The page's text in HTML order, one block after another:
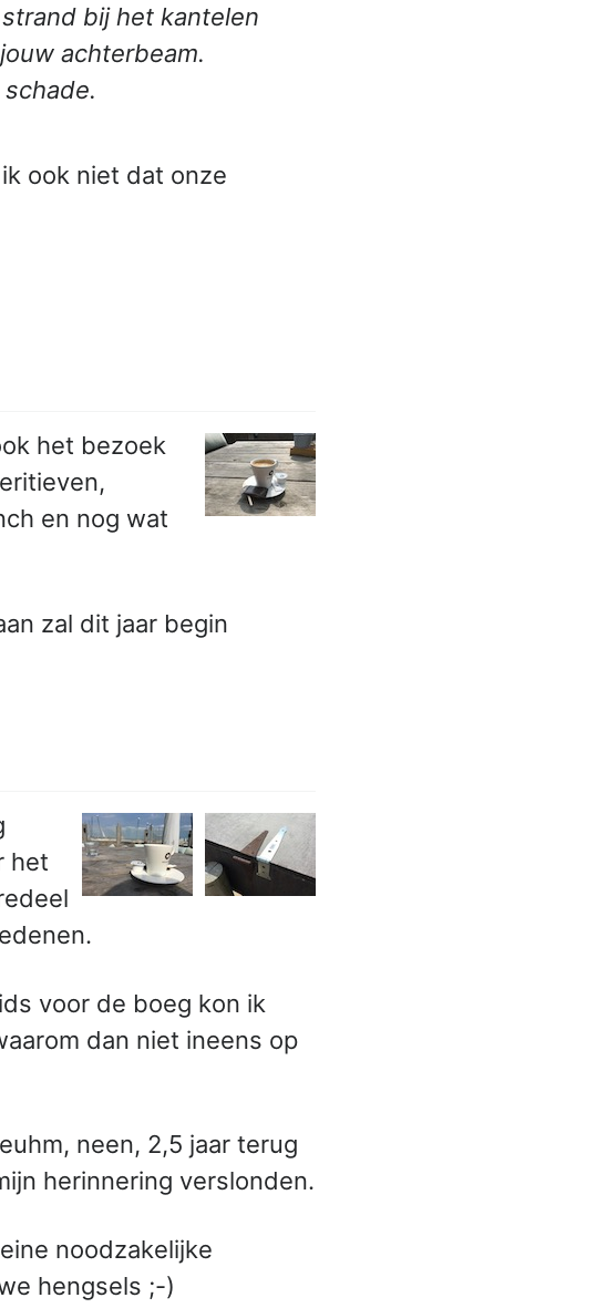
bij het kantelen
achterbeam.
ook niet dat onze
het bezoek
en nog wat
zal dit jaar begin
het
voor de boeg kon ik
dan niet ineens op
neen, 2,5 jaar terug
herinnering verslonden.
noodzakelijke
hengsels ;-)